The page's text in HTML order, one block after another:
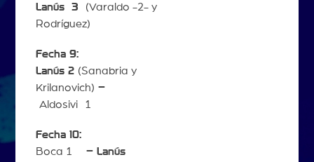
Lanús
3 (Varaldo -2- y
Rodríguez)
Fecha 9:
Lanús 2 (Sanabria y
Krilanovich) –
Aldosivi 1
Fecha 10:
Boca 1 – Lanús